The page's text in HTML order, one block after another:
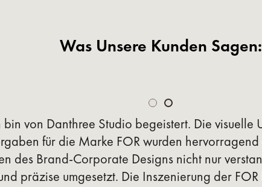
Was Unsere Kunden Sagen:
bin von Danthree Studio begeistert. Die visuelle
für die Marke FOR wurden
des Brand-Corporate Designs nicht nur
präzise umgesetzt. Die Inszenierung der